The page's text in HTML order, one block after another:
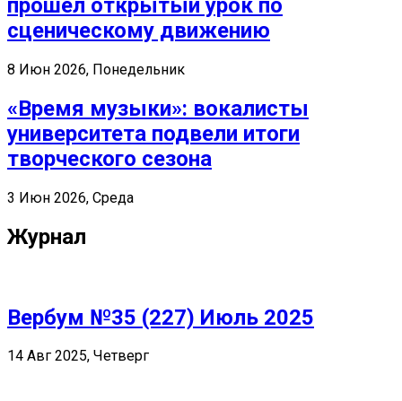
прошел открытый урок по
сценическому движению
8 Июн 2026, Понедельник
«Время музыки»: вокалисты
университета подвели итоги
творческого сезона
3 Июн 2026, Среда
Журнал
Вербум №35 (227) Июль 2025
14 Авг 2025, Четверг